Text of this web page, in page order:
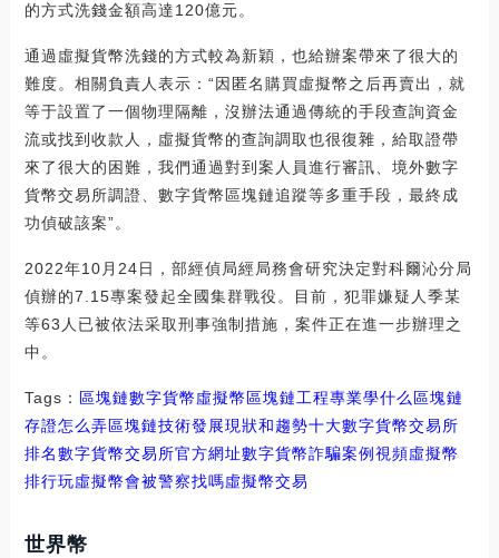
的方式洗錢金額高達120億元。
通過虛擬貨幣洗錢的方式較為新穎，也給辦案帶來了很大的
難度。相關負責人表示：“因匿名購買虛擬幣之后再賣出，就
等于設置了一個物理隔離，沒辦法通過傳統的手段查詢資金
流或找到收款人，虛擬貨幣的查詢調取也很復雜，給取證帶
來了很大的困難，我們通過對到案人員進行審訊、境外數字
貨幣交易所調證、數字貨幣區塊鏈追蹤等多重手段，最終成
功偵破該案”。
2022年10月24日，部經偵局經局務會研究決定對科爾沁分局
偵辦的7.15專案發起全國集群戰役。目前，犯罪嫌疑人季某
等63人已被依法采取刑事強制措施，案件正在進一步辦理之
中。
Tags： 區塊鏈數字貨幣虛擬幣區塊鏈工程專業學什么 區塊鏈
存證怎么弄區塊鏈技術發展現狀和趨勢十大數字貨幣交易所
排名數字貨幣交易所官方網址數字貨幣詐騙案例視頻虛擬幣
排行玩虛擬幣會被警察找嗎虛擬幣交易
世界幣